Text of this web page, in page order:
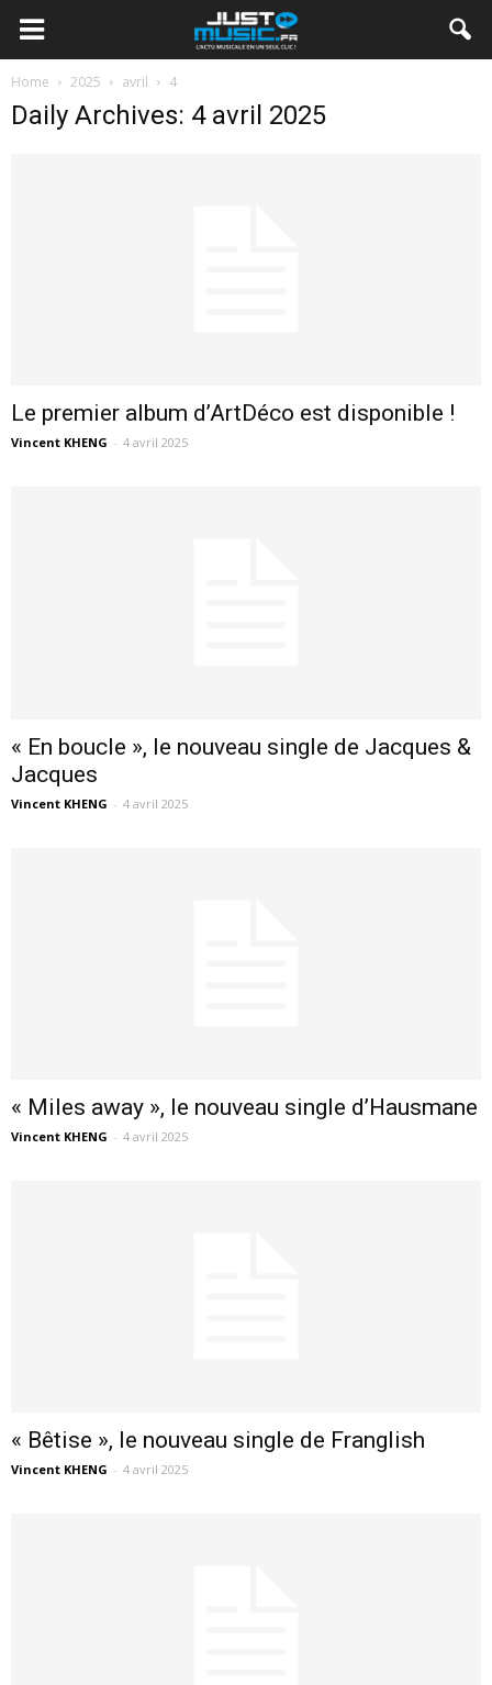
Home 2025 avril 4
Daily Archives: 4 avril 2025
Le premier album d’ArtDéco est disponible !
Vincent KHENG - 4 avril 2025
« En boucle », le nouveau single de Jacques &
Jacques
Vincent KHENG - 4 avril 2025
« Miles away », le nouveau single d’Hausmane
Vincent KHENG - 4 avril 2025
« Bêtise », le nouveau single de Franglish
Vincent KHENG - 4 avril 2025